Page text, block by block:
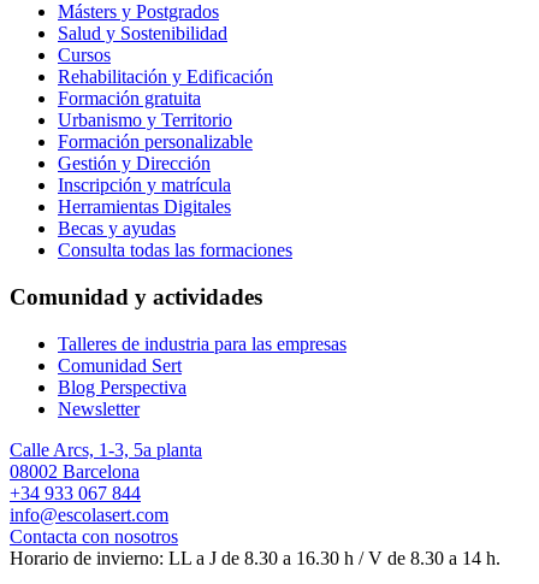
Másters y Postgrados
Salud y Sostenibilidad
Cursos
Rehabilitación y Edificación
Formación gratuita
Urbanismo y Territorio
Formación personalizable
Gestión y Dirección
Inscripción y matrícula
Herramientas Digitales
Becas y ayudas
Consulta todas las formaciones
Comunidad y actividades
Talleres de industria para las empresas
Comunidad Sert
Blog Perspectiva
Newsletter
Calle Arcs, 1-3, 5a planta
08002 Barcelona
+34 933 067 844
info@escolasert.com
Contacta con nosotros
Horario de invierno: LL a J de 8.30 a 16.30 h / V de 8.30 a 14 h.